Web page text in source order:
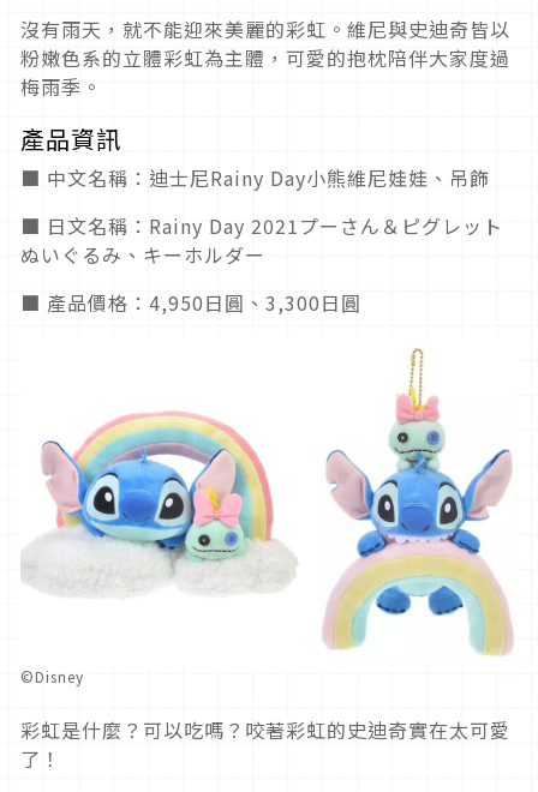
沒有雨天，就不能迎來美麗的彩虹。維尼與史迪奇皆以
粉嫩色系的立體彩虹為主體，可愛的抱枕陪伴大家度過
梅雨季。
產品資訊
■ 中文名稱：迪士尼Rainy Day小熊維尼娃娃、吊飾
■ 日文名稱：Rainy Day 2021プーさん＆ピグレット
ぬいぐるみ、キーホルダー
■ 產品價格：4,950日圓、3,300日圓
©Disney
彩虹是什麼？可以吃嗎？咬著彩虹的史迪奇實在太可愛
了！